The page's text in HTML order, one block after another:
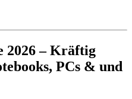
2026 – Kräftig
PCs & und